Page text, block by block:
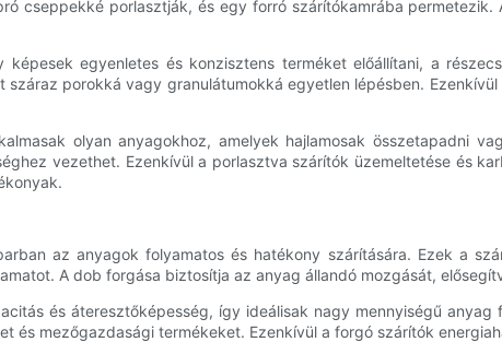
cseppekké porlasztják, és egy forró szárítókamrába
egyenletes és konzisztens terméket előállítani, a
porokká vagy granulátumokká egyetlen lépésben.
olyan anyagokhoz, amelyek hajlamosak összetapadni
vezethet. Ezenkívül a porlasztva szárítók üzemeltetése és
az anyagok folyamatos és hatékony szárítására. Ezek a
A dob forgása biztosítja az anyag állandó mozgását,
és áteresztőképesség, így ideálisak nagy mennyiségű
és mezőgazdasági termékeket. Ezenkívül a forgó szárítók